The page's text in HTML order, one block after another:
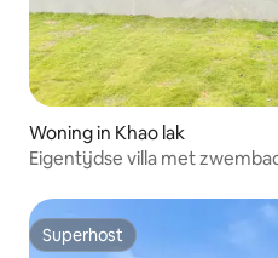
Woning in Khao lak
Eigentijdse villa met
Superhost
Superhost